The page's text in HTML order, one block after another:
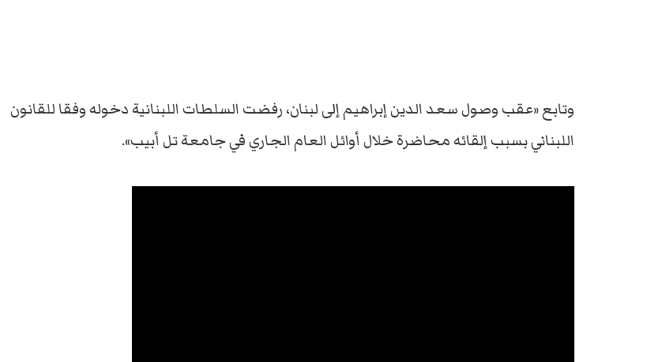
وتابع «عقب وصول سعد الدين إبراهيم إلى لبنان، رفضت السلطات اللبنانية دخوله وفقا للقانون
اللبناني بسبب إلقائه محاضرة خلال أوائل العام الجاري في جامعة تل أبيب».